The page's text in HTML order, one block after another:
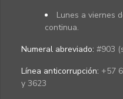
Lunes a viernes
continua.
Numeral abreviado: #903
Línea anticorrupción: +57
y 3623